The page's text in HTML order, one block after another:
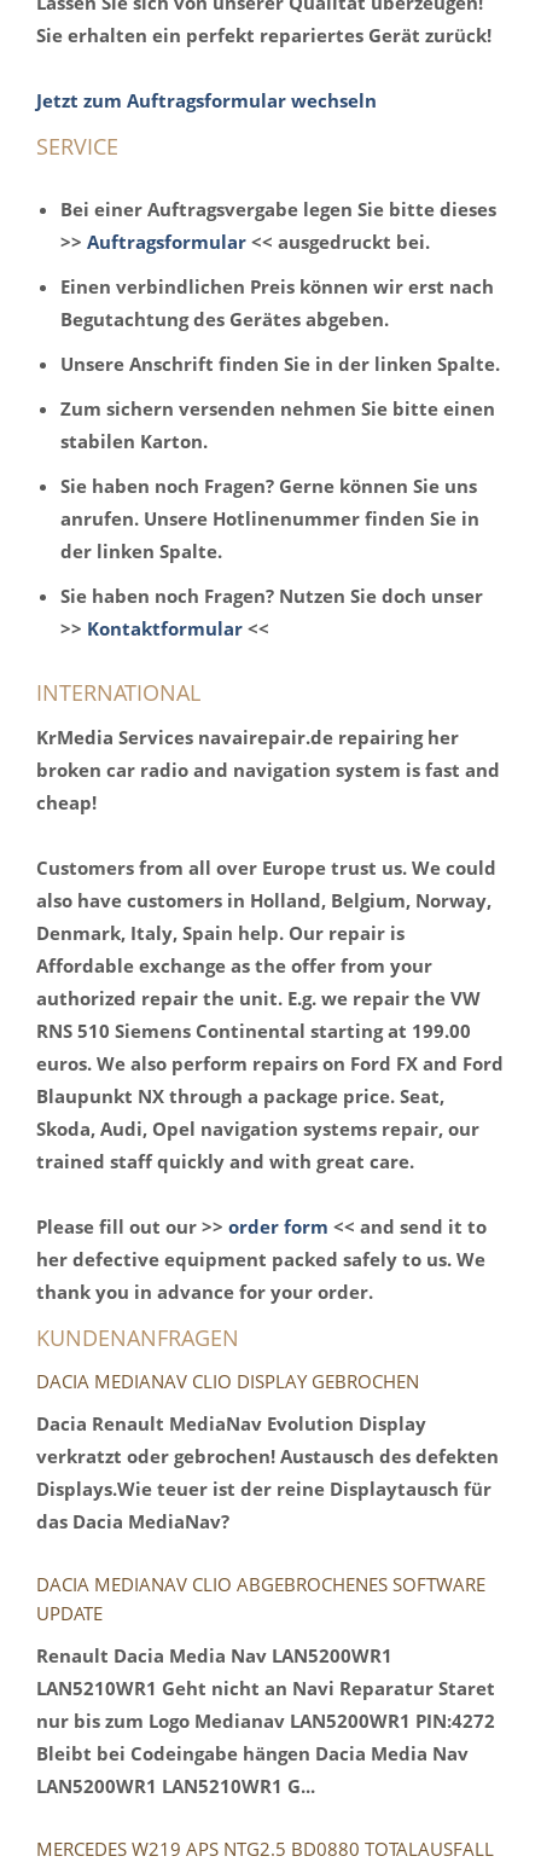
Sie erhalten ein perfekt repariertes Gerät zurück!
Jetzt zum Auftragsformular wechseln
SERVICE
Bei einer Auftragsvergabe legen Sie bitte dieses
>> Auftragsformular << ausgedruckt bei.
Einen verbindlichen Preis können wir erst nach
Begutachtung des Gerätes abgeben.
Unsere Anschrift finden Sie in der linken Spalte.
Zum sichern versenden nehmen Sie bitte einen
stabilen Karton.
Sie haben noch Fragen? Gerne können Sie uns
anrufen. Unsere Hotlinenummer finden Sie in
der linken Spalte.
Sie haben noch Fragen? Nutzen Sie doch unser
>> Kontaktformular <<
INTERNATIONAL
KrMedia Services navairepair.de repairing her
broken car radio and navigation system is fast and
cheap!
Customers from all over Europe trust us. We could
also have customers in Holland, Belgium, Norway,
Denmark, Italy, Spain help. Our repair is
Affordable exchange as the offer from your
authorized repair the unit. E.g. we repair the VW
RNS 510 Siemens Continental starting at 199.00
euros. We also perform repairs on Ford FX and Ford
Blaupunkt NX through a package price. Seat,
Skoda, Audi, Opel navigation systems repair, our
trained staff quickly and with great care.
Please fill out our >> order form << and send it to
her defective equipment packed safely to us. We
thank you in advance for your order.
KUNDENANFRAGEN
DACIA MEDIANAV CLIO DISPLAY GEBROCHEN
Dacia Renault MediaNav Evolution Display
verkratzt oder gebrochen! Austausch des defekten
Displays.Wie teuer ist der reine Displaytausch für
das Dacia MediaNav?
DACIA MEDIANAV CLIO ABGEBROCHENES SOFTWARE
UPDATE
Renault Dacia Media Nav LAN5200WR1
LAN5210WR1 Geht nicht an Navi Reparatur Staret
nur bis zum Logo Medianav LAN5200WR1 PIN:4272
Bleibt bei Codeingabe hängen Dacia Media Nav
LAN5200WR1 LAN5210WR1 G...
MERCEDES W219 APS NTG2.5 BD0880 TOTALAUSFALL